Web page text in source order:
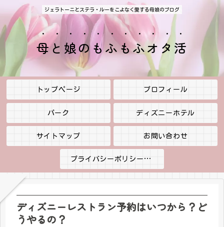
ジェラトーニとステラ・ルーをこよなく愛する母娘のブログ
母と娘のもふもふオタ活
トップページ プロフィール
パーク ディズニーホテル
サイトマップ お問い合わせ
プライバシーポリシー・免責事項
ディズニーレストラン予約はいつから？ど
うやるの？